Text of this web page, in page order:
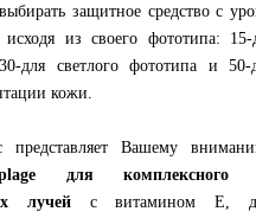
защитное средство с
из своего фототипа:
для светлого фототипа и 50-
кожи.
представляет Вашему
для
лучейс витамином Е,